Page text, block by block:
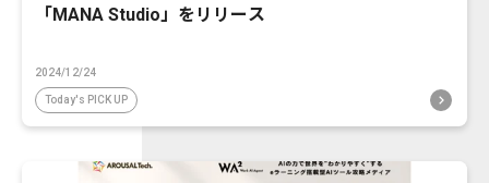
「MANA Studio」をリリース
2024/12/24
Today's PICK UP